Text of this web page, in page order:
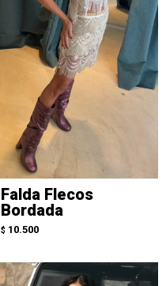
Falda Flecos
Bordada
$ 10.500